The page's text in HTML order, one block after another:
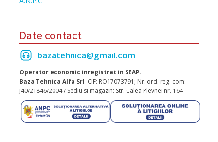
Date contact
bazatehnica@gmail.com
Operator economic inregistrat in SEAP.
Baza Tehnica Alfa Srl CIF: RO17073791; Nr. ord. reg. com:
J40/21846/2004 / Sediu si magazin: Str. Calea Plevnei nr. 164